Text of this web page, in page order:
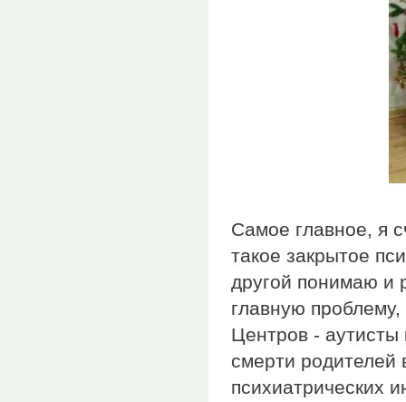
Самое главное, я
такое закрытое
другой понимаю и
главную проблему,
Центров -
смерти
психиатрических